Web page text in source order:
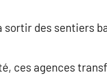
sortir des sentiers
ces agences